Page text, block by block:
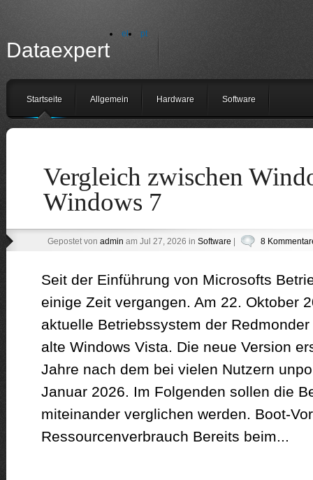
Dataexpert
el pt
Startseite Allgemein Hardware Software
Vergleich zwischen
Windows 7
Gepostet von admin am Jul 27, 2026 in Software 8
Seit der Einführung von Microsofts
einige Zeit vergangen. Am 22. Oktober
aktuelle Betriebssystem der
alte Windows Vista. Die neue Version
Jahre nach dem bei vielen Nutzern
Januar 2026. Im Folgenden sollen die
miteinander verglichen werden. Boot-
Ressourcenverbrauch Bereits beim...